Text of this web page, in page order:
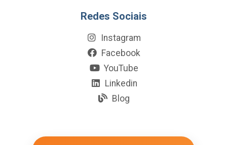
Redes Sociais
Instagram
Facebook
YouTube
Linkedin
Blog